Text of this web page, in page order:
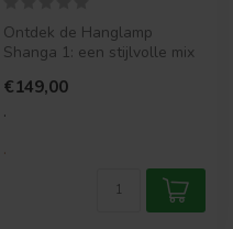
Ontdek de Hanglamp
Shanga 1: een stijlvolle mix
Pe...
€149,00
.
.